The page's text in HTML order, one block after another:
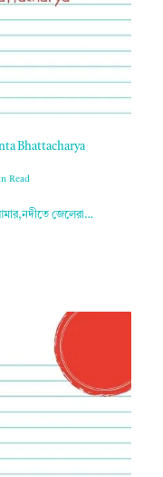
Bhattacharya
Read
জেলেরা…